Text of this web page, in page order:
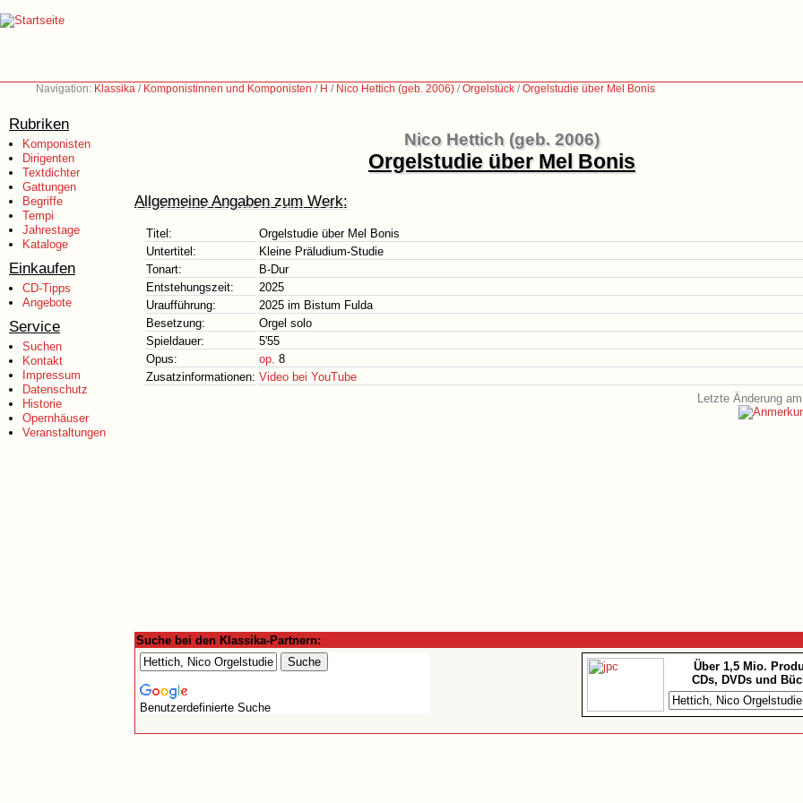
Navigation: Klassika / Komponistinnen und Komponisten / H / Nico Hettich (geb. 2006) /Orgelstück /Orgelstudie über Mel Bonis
Rubriken
Komponisten
Dirigenten
Textdichter
Gattungen
Begriffe
Tempi
Jahrestage
Kataloge
Einkaufen
CD-Tipps
Angebote
Service
Suchen
Kontakt
Impressum
Datenschutz
Historie
Opernhäuser
Veranstaltungen
Nico Hettich (geb. 2006)
Orgelstudie über Mel Bonis
Allgemeine Angaben zum Werk:
Titel:
Orgelstudie über Mel Bonis
Untertitel:
Kleine Präludium-Studie
Tonart:
B-Dur
Entstehungszeit:
2025
Uraufführung:
2025 im Bistum Fulda
Besetzung:
Orgel solo
Spieldauer:
5'55
Opus:
op. 8
Zusatzinformationen: Video bei YouTube
Letzte Änderung
Suche bei den Klassika-Partnern:
Benutzerdefinierte Suche
Über 1,5 Mio.
CDs, DVDs und